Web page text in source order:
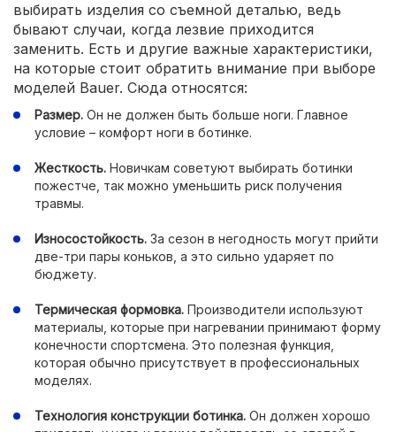
выбирать изделия со съемной деталью, ведь
бывают случаи, когда лезвие приходится
заменить. Есть и другие важные характеристики,
на которые стоит обратить внимание при выборе
моделей Bauer. Сюда относятся:
Размер. Он не должен быть больше ноги. Главное
условие – комфорт ноги в ботинке.
Жесткость. Новичкам советуют выбирать ботинки
пожестче, так можно уменьшить риск получения
травмы.
Износостойкость. За сезон в негодность могут прийти
две-три пары коньков, а это сильно ударяет по
бюджету.
Термическая формовка. Производители используют
материалы, которые при нагревании принимают форму
конечности спортсмена. Это полезная функция,
которая обычно присутствует в профессиональных
моделях.
Технология конструкции ботинка. Он должен хорошо